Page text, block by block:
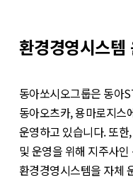
환경경영시스템
동아쏘시오그룹은 동아
동아오츠카, 용마로지스
운영하고 있습니다. 또
및 운영을 위해 지주사
환경경영시스템을 자체